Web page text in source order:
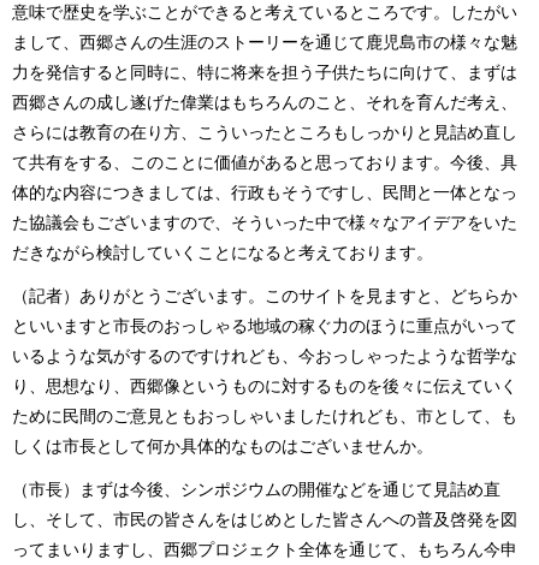
意味で歴史を学ぶことができると考えているところです。したがい
まして、西郷さんの生涯のストーリーを通じて鹿児島市の様々な魅
力を発信すると同時に、特に将来を担う子供たちに向けて、まずは
西郷さんの成し遂げた偉業はもちろんのこと、それを育んだ考え、
さらには教育の在り方、こういったところもしっかりと見詰め直し
て共有をする、このことに価値があると思っております。今後、具
体的な内容につきましては、行政もそうですし、民間と一体となっ
た協議会もございますので、そういった中で様々なアイデアをいた
だきながら検討していくことになると考えております。
（記者）ありがとうございます。このサイトを見ますと、どちらか
といいますと市長のおっしゃる地域の稼ぐ力のほうに重点がいって
いるような気がするのですけれども、今おっしゃったような哲学な
り、思想なり、西郷像というものに対するものを後々に伝えていく
ために民間のご意見ともおっしゃいましたけれども、市として、も
しくは市長として何か具体的なものはございませんか。
（市長）まずは今後、シンポジウムの開催などを通じて見詰め直
し、そして、市民の皆さんをはじめとした皆さんへの普及啓発を図
ってまいりますし、西郷プロジェクト全体を通じて、もちろん今申